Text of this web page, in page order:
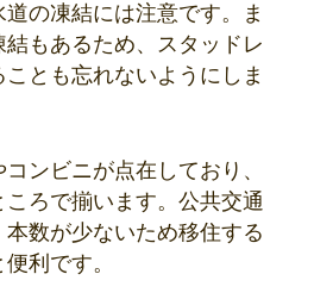
の凍結には注意です。ま
もあるため、スタッドレ
とも忘れないようにしま
ンビニが点在しており、
ろで揃います。公共交通
数が少ないため移住する
利です。